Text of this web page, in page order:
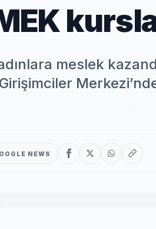
meslek
NEWS